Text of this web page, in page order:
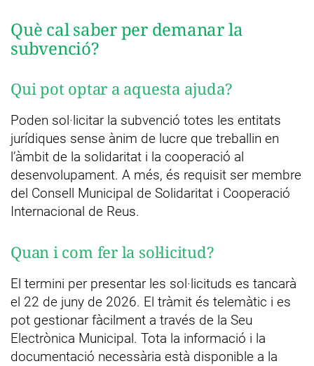
Què cal saber per demanar la
subvenció?
Qui pot optar a aquesta ajuda?
Poden sol·licitar la subvenció totes les entitats
jurídiques sense ànim de lucre que treballin en
l’àmbit de la solidaritat i la cooperació al
desenvolupament. A més, és requisit ser membre
del Consell Municipal de Solidaritat i Cooperació
Internacional de Reus.
Quan i com fer la sol·licitud?
El termini per presentar les sol·licituds es tancarà
el 22 de juny de 2026. El tràmit és telemàtic i es
pot gestionar fàcilment a través de la Seu
Electrònica Municipal. Tota la informació i la
documentació necessària està disponible a la